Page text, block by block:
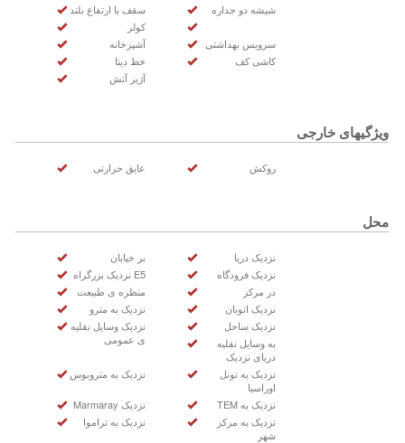
سقف با ارتفاع بلند
شیشه دو جداره
کولر
آشپزخانه
سرویس بهداشتی
خط دیتا
کاشی کف
آژیر آتش
ویژگیهای خارجی
عایق حرارتی روکش
محل
بر خیابان
نزدیک دریا
E5 نزدیک بزرگراه
نزدیک فرودگاه
منظره ی طبیعت
در مرکز
نزدیک به مترو
نزدیک اتوبان
نزدیک وسایل نقلیه
ی عمومی
نزدیک ساحل
به وسایل نقلیه
دریای نزدیک
نزدیک به متروبوس
نزدیک به تونل
اوراسیا
نزدیک Marmaray
نزدیک به TEM
نزدیک به تراموا
نزدیک به مرکز
شهر